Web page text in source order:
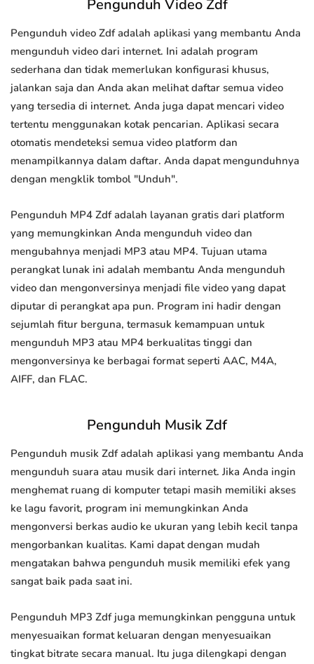
Pengunduh Video Zdf
Pengunduh video Zdf adalah aplikasi yang membantu Anda
mengunduh video dari internet. Ini adalah program
sederhana dan tidak memerlukan konfigurasi khusus,
jalankan saja dan Anda akan melihat daftar semua video
yang tersedia di internet. Anda juga dapat mencari video
tertentu menggunakan kotak pencarian. Aplikasi secara
otomatis mendeteksi semua video platform dan
menampilkannya dalam daftar. Anda dapat mengunduhnya
dengan mengklik tombol "Unduh".
Pengunduh MP4 Zdf adalah layanan gratis dari platform
yang memungkinkan Anda mengunduh video dan
mengubahnya menjadi MP3 atau MP4. Tujuan utama
perangkat lunak ini adalah membantu Anda mengunduh
video dan mengonversinya menjadi file video yang dapat
diputar di perangkat apa pun. Program ini hadir dengan
sejumlah fitur berguna, termasuk kemampuan untuk
mengunduh MP3 atau MP4 berkualitas tinggi dan
mengonversinya ke berbagai format seperti AAC, M4A,
AIFF, dan FLAC.
Pengunduh Musik Zdf
Pengunduh musik Zdf adalah aplikasi yang membantu Anda
mengunduh suara atau musik dari internet. Jika Anda ingin
menghemat ruang di komputer tetapi masih memiliki akses
ke lagu favorit, program ini memungkinkan Anda
mengonversi berkas audio ke ukuran yang lebih kecil tanpa
mengorbankan kualitas. Kami dapat dengan mudah
mengatakan bahwa pengunduh musik memiliki efek yang
sangat baik pada saat ini.
Pengunduh MP3 Zdf juga memungkinkan pengguna untuk
menyesuaikan format keluaran dengan menyesuaikan
tingkat bitrate secara manual. Itu juga dilengkapi dengan